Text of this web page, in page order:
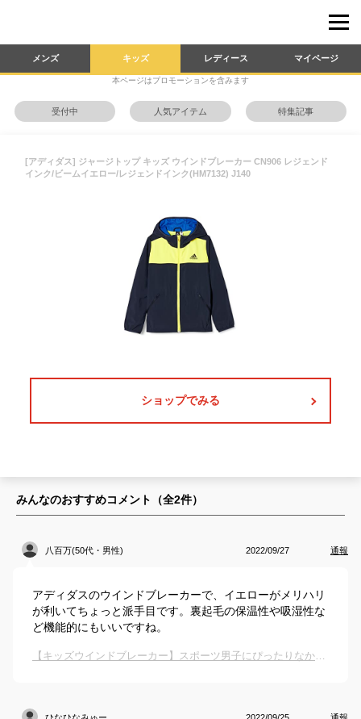
メンズ キッズ レディース マイページ
本ページはプロモーションを含みます
受付中 人気アイテム 特集記事
[アディダス] ジャージトップ キッズ ウインドブレーカー CN906 レジェンド
インク/ビームイエロー/レジェンドインク(HM7132) J140
ショップでみる
みんなのおすすめコメント（全2件）
八百万(50代・男性) 2022/09/27 通報
アディダスのウインドブレーカーで、イエローがメリハリ
が利いてちょっと派手目です。裏起毛の保温性や吸湿性な
ど機能的にもいいですね。
【キッズウインドブレーカー】スポーツ男子にぴったりなかっこいい人気のウェアは？